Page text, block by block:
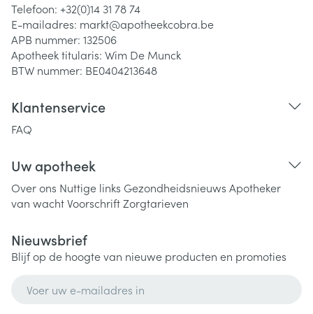
Telefoon: +32(0)14 31 78 74
E-mailadres: markt@apotheekcobra.be
APB nummer: 132506
Apotheek titularis: Wim De Munck
BTW nummer: BE0404213648
Klantenservice
FAQ
Uw apotheek
Over ons Nuttige links Gezondheidsnieuws Apotheker
van wachtVoorschriftZorgtarieven
Nieuwsbrief
Blijf op de hoogte van nieuwe producten en promoties